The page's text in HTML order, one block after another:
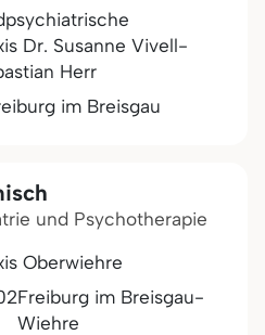
Dr. Susanne Vivell-
Herr
im Breisgau
und Psychotherapie
Oberwiehre
Freiburg im Breisgau-
Wiehre